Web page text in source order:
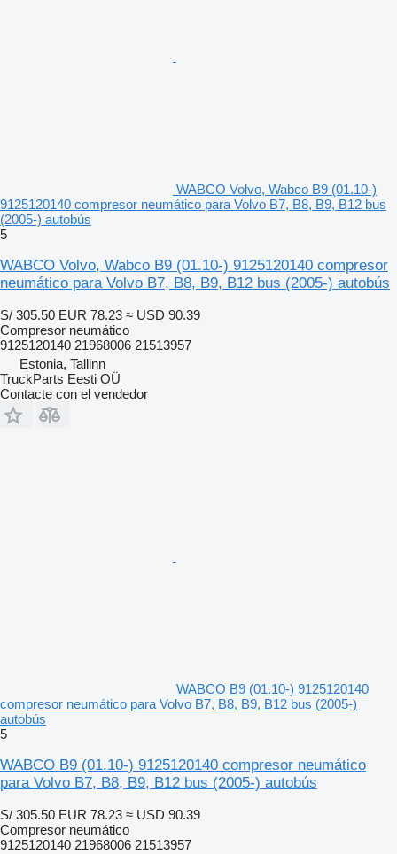
WABCO Volvo, Wabco B9 (01.10-)
9125120140 compresor neumático para Volvo B7, B8, B9, B12 bus
(2005-) autobús
5
WABCO Volvo, Wabco B9 (01.10-) 9125120140 compresor
neumático para Volvo B7, B8, B9, B12 bus (2005-) autobús
S/ 305.50 EUR 78.23 ≈ USD 90.39
Compresor neumático
9125120140 21968006 21513957
Estonia, Tallinn
TruckParts Eesti OÜ
Contacte con el vendedor
WABCO B9 (01.10-) 9125120140
compresor neumático para Volvo B7, B8, B9, B12 bus (2005-)
autobús
5
WABCO B9 (01.10-) 9125120140 compresor neumático
para Volvo B7, B8, B9, B12 bus (2005-) autobús
S/ 305.50 EUR 78.23 ≈ USD 90.39
Compresor neumático
9125120140 21968006 21513957